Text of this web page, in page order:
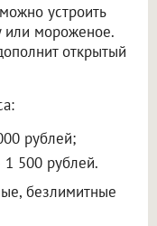
устроить
или мороженое.
открытый
рублей;
1 500 рублей.
безлимитные